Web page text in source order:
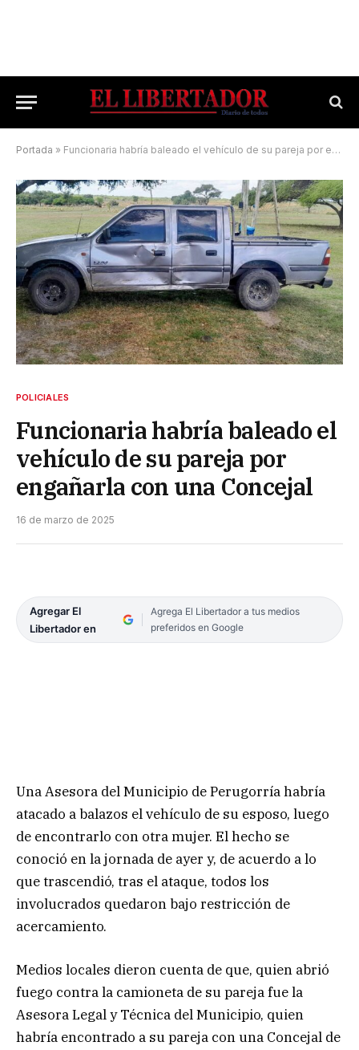
Portada » Funcionaria habría baleado el vehículo de su pareja por engañarla con una Concejal
POLICIALES
Funcionaria habría baleado el
vehículo de su pareja por
engañarla con una Concejal
16 de marzo de 2025
Agregar El
Libertador en
Agrega El Libertador a tus medios
preferidos en Google
Una Asesora del Municipio de Perugorría habría
atacado a balazos el vehículo de su esposo, luego
de encontrarlo con otra mujer. El hecho se
conoció en la jornada de ayer y, de acuerdo a lo
que trascendió, tras el ataque, todos los
involucrados quedaron bajo restricción de
acercamiento.
Medios locales dieron cuenta de que, quien abrió
fuego contra la camioneta de su pareja fue la
Asesora Legal y Técnica del Municipio, quien
habría encontrado a su pareja con una Concejal de